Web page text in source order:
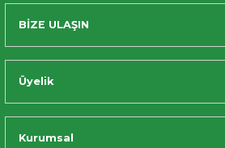
BİZE ULAŞIN
Üyelik
Kurumsal